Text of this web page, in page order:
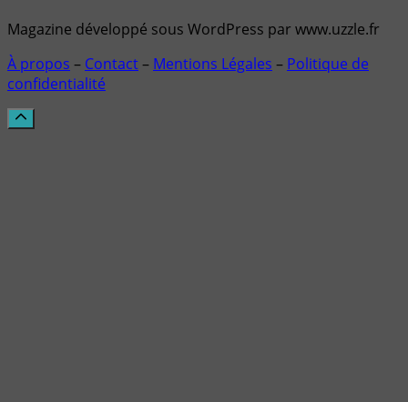
Magazine développé sous WordPress par www.uzzle.fr
À propos – Contact– Mentions Légales – Politique de
confidentialité